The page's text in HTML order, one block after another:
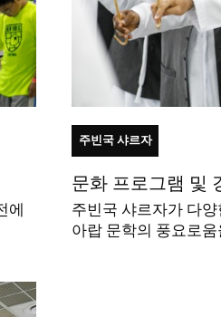
에
주빈국 샤르자
문화 프로그램 및
주빈국 샤르자가 다
아랍 문학의 풍요로